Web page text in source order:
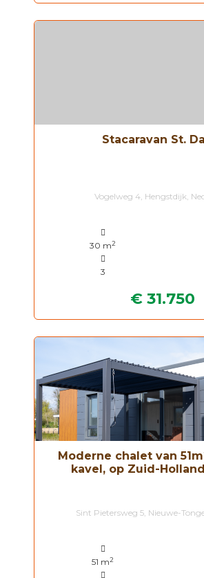
Stacaravan St.
Vogelweg 4, Hengstdijk,
30 m2
3
€ 31.750
Moderne chalet van
kavel, op Zuid-
Sint Pietersweg 5, Nieuwe-
51 m2